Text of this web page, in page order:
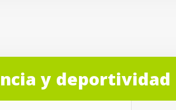
y deportividad